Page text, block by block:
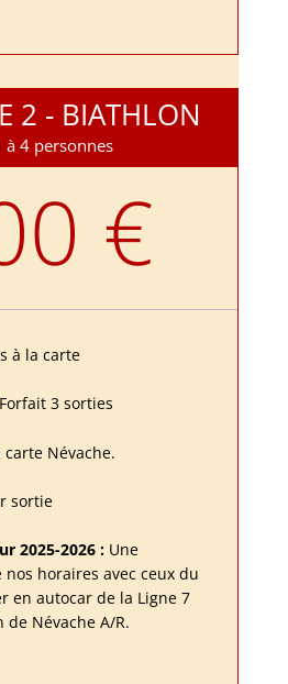
2 - BIATHLON
à 4 personnes
€
à la carte
3 sorties
carte Névache.
sortie
2025-2026 :Une
horaires avec ceux du
en autocar de la Ligne 7
Névache A/R.